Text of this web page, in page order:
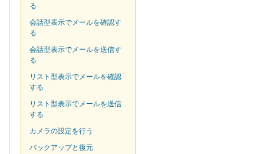
る
会話型表示でメールを確認す
る
会話型表示でメールを送信す
る
リスト型表示でメールを確認
する
リスト型表示でメールを送信
する
カメラの設定を行う
バックアップと復元